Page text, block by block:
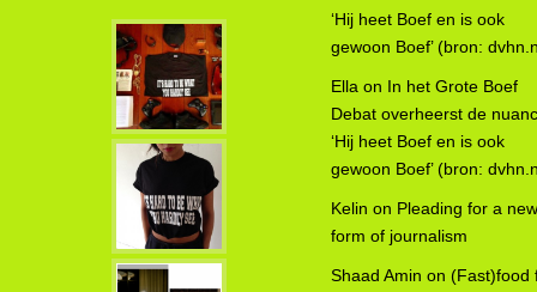
‘Hij heet Boef en is ook
gewoon Boef’ (bron:
Ella on In het Grote Boef
Debat overheerst de
‘Hij heet Boef en is ook
gewoon Boef’ (bron:
Kelin on Pleading for a new
form of journalism
Shaad Amin on (Fast)food